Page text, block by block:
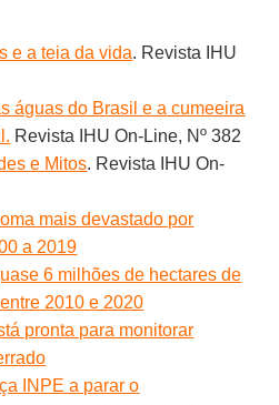
e a teia da vida. Revista IHU
águas do Brasil e a cumeeira
Revista IHU On-Line, Nº 382
e Mitos. Revista IHU On-
mais devastado por
a 2019
6 milhões de hectares de
2010 e 2020
pronta para monitorar
INPE a parar o